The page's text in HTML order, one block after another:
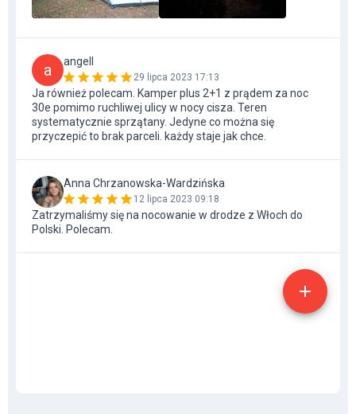
a angell
29 lipca 2023 17:13
Ja również polecam. Kamper plus 2+1 z prądem za noc
30e pomimo ruchliwej ulicy w nocy cisza. Teren
systematycznie sprzątany. Jedyne co można się
przyczepić to brak parceli. każdy staje jak chce.
Anna Chrzanowska-Wardzińska
12 lipca 2023 09:18
Zatrzymaliśmy się na nocowanie w drodze z Włoch do
Polski. Polecam.